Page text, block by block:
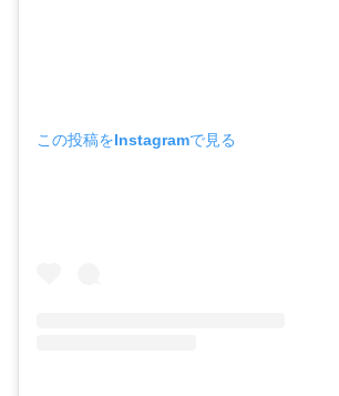
この投稿をInstagramで見る